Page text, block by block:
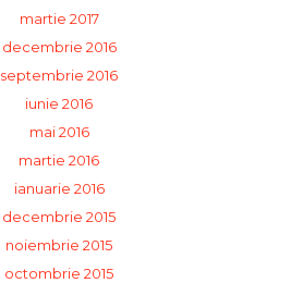
martie 2017
decembrie 2016
septembrie 2016
iunie 2016
mai 2016
martie 2016
ianuarie 2016
decembrie 2015
noiembrie 2015
octombrie 2015